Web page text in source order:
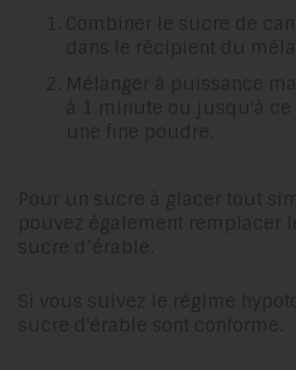
Combiner le sucre de
dans le récipient du
Mélanger à puissance
à 1 minute ou jusqu'à ce
une fine poudre.
Pour un sucre à glacer tout
pouvez également remplacer
sucre d’érable.
Si vous suivez le régime
sucre d'érable sont conforme.